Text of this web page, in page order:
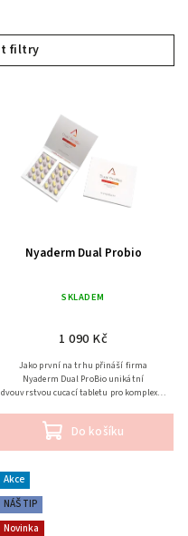
Nyaderm Dual Probio
SKLADEM
1 090 Kč
Do košíku
Jako první na trhu přináší firma
Nyaderm Dual ProBio unikátní
dvouvrstvou cucací tabletu pro komplexní
Akce
NÁŠ TIP
Novinka